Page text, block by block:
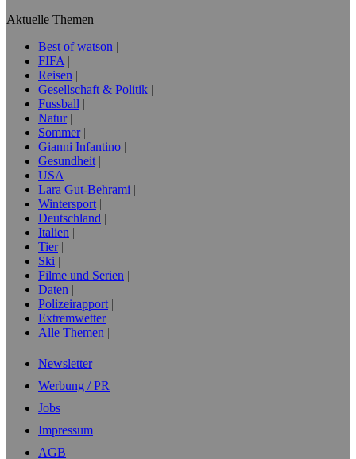
Aktuelle Themen
Best of watson
FIFA
Reisen
Gesellschaft & Politik
Fussball
Natur
Sommer
Gianni Infantino
Gesundheit
USA
Lara Gut-Behrami
Wintersport
Deutschland
Italien
Tier
Ski
Filme und Serien
Daten
Polizeirapport
Extremwetter
Alle Themen
Newsletter
Werbung / PR
Jobs
Impressum
AGB